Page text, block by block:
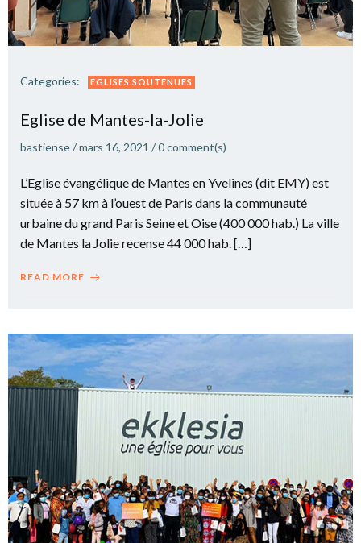
Categories: EGLISES SOUTENUES
Eglise de Mantes-la-Jolie
bastiense/mars 16, 2021 /0comment(s)
L’Eglise évangélique de Mantes en Yvelines (dit EMY) est
située à 57 km à l’ouest de Paris dans la communauté
urbaine du grand Paris Seine et Oise (400 000 hab.) La ville
de Mantes la Jolie recense 44 000 hab. […]
READ MORE